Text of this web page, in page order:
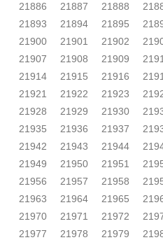
21886
21887 21888
21893
21894 21895
21900
21901 21902
21907
21908 21909
21914
21915 21916
21921
21922 21923
21928
21929 21930
21935
21936 21937
21942
21943 21944
21949
21950 21951
21956
21957 21958
21963
21964 21965
21970
21971 21972
21977
21978 21979